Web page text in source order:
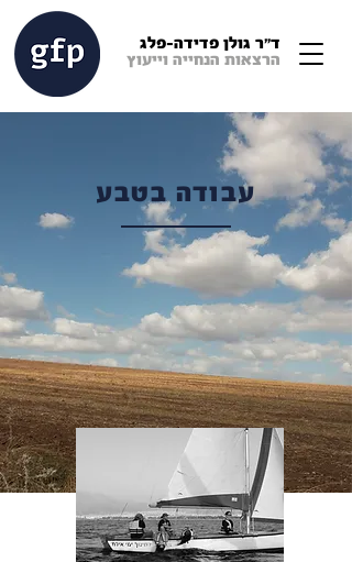
ד"ר גולן פדידה-פלג
הרצאות הנחייה וייעוץ
עבודה בטבע